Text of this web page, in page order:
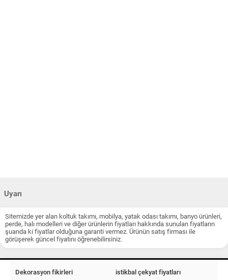
Uyarı
Sitemizde yer alan koltuk takımı, mobilya, yatak odası takımı, banyo ürünleri,
perde, halı modelleri ve diğer ürünlerin fiyatları hakkında sunulan fiyatların
şuanda ki fiyatlar olduğuna garanti vermez. Ürünün satış firması ile
görüşerek güncel fiyatını öğrenebilirsiniz.
Dekorasyon fikirleri istikbal çekyat fiyatları